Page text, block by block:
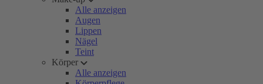
Alle anzeigen
Augen
Lippen
Nägel
Teint
Körper
Alle anzeigen